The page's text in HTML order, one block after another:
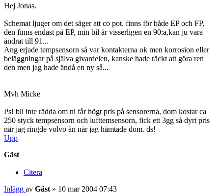
Hej Jonas.
Schemat ljuger om det säger att co pot. finns för både EP och FP,
den finns endast på EP, min bil är visserligen en 90:a,kan ju vara
ändrat till 91...
Ang erjade tempsensorn så var kontakterna ok men korrosion eller
beläggningar på själva givardelen, kanske hade räckt att göra ren
den men jag hade ändå en ny så...
Mvh Micke
Ps! bli inte rädda om ni får högt pris på sensorerna, dom kostar ca
250 styck tempsensorn och lufttemsensorn, fick ett 3gg så dyrt pris
när jag ringde volvo än när jag hämtade dom. ds!
Upp
Gäst
Citera
Inlägg av Gäst» 10 mar 2004 07:43